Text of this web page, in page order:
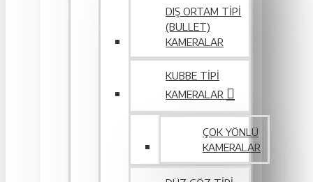
DIŞ ORTAM TIPI
(BULLET)
KAMERALAR
KUBBE TIPI
KAMERALAR
ÇOK YÖNLÜ
KAMERALAR